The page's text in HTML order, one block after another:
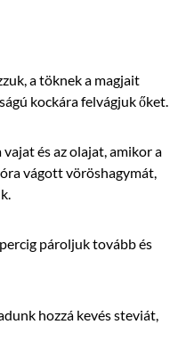
a töknek a magjait
kockára felvágjuk őket.
és az olajat, amikor a
vágott vöröshagymát,
pároljuk tovább és
hozzá kevés steviát,